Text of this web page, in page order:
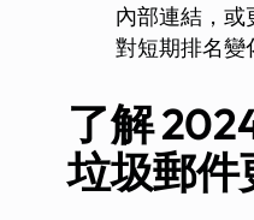
內部連結，或
對短期排名變
了解
垃圾郵件